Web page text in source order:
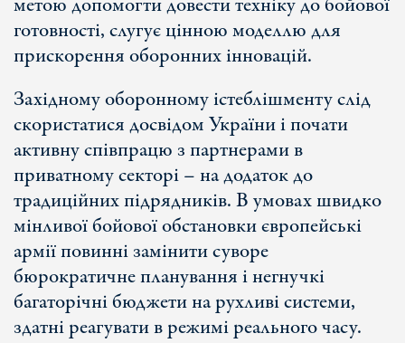
готовності, слугує цінною моделлю для
прискорення оборонних інновацій.
Західному оборонному істеблішменту слід
скористатися досвідом України і почати
активну співпрацю з партнерами в
приватному секторі – на додаток до
традиційних підрядників. В умовах швидко
мінливої бойової обстановки європейські
армії повинні замінити суворе
бюрократичне планування і негнучкі
багаторічні бюджети на рухливі системи,
здатні реагувати в режимі реального часу.